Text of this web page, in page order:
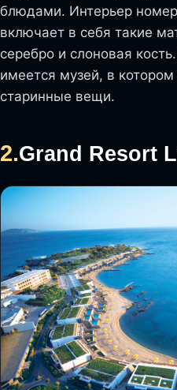
блюдами. Интерьер
включает в себя такие
серебро и слоновая
имеется музей, в
старинные вещи.
2.Grand Resort